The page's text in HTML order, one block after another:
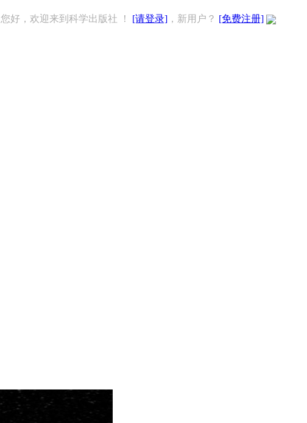
您好，欢迎来到科学出版社 ！ [请登录] ，新用户？ [免费注册]